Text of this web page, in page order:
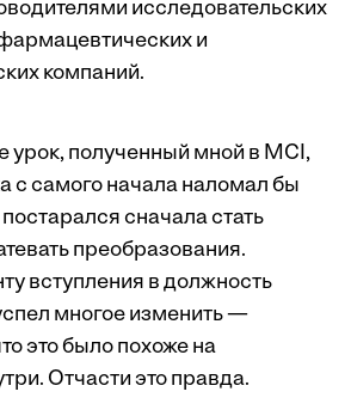
исследовательских
и
компаний.
урок, полученный мной в MCI,
с самого начала наломал бы
сначала стать
преобразования.
вступления в должность
многое изменить —
это было похоже на
Отчасти это правда.